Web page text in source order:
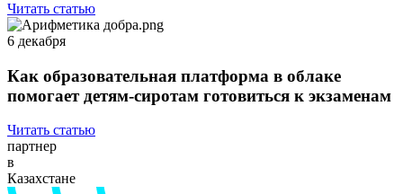
Читать статью
6 декабря
Как образовательная платформа в облаке
помогает детям-сиротам готовиться к экзаменам
Читать статью
партнер
в
Казахстане